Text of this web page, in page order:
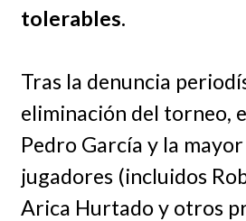
tolerables.
Tras la denuncia
eliminación del torneo,
Pedro García y la
jugadores (incluidos
Arica Hurtado y otros